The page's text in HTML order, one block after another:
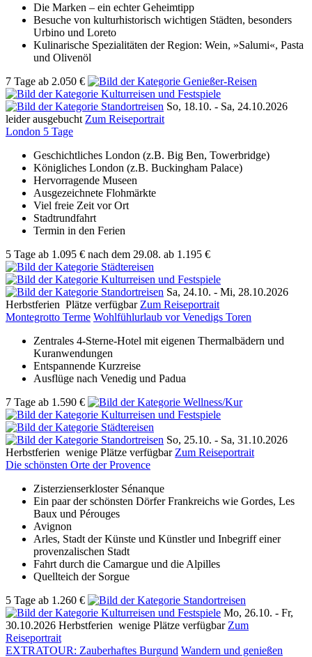
Die Marken – ein echter Geheimtipp
Besuche von kulturhistorisch wichtigen Städten, besonders
Urbino und Loreto
Kulinarische Spezialitäten der Region: Wein, »Salumi«, Pasta
und Olivenöl
7 Tage ab 2.050 €
So, 18.10. - Sa, 24.10.2026
leider ausgebucht Zum Reiseportrait
London 5 Tage
Geschichtliches London (z.B. Big Ben, Towerbridge)
Königliches London (z.B. Buckingham Palace)
Hervorragende Museen
Ausgezeichnete Flohmärkte
Viel freie Zeit vor Ort
Stadtrundfahrt
Termin in den Ferien
5 Tage ab 1.095 € nach dem 29.08. ab 1.195 €
Sa, 24.10. - Mi, 28.10.2026
Herbstferien Plätze verfügbar Zum Reiseportrait
Montegrotto Terme Wohlfühlurlaub vor Venedigs Toren
Zentrales 4-Sterne-Hotel mit eigenen Thermalbädern und
Kuranwendungen
Entspannende Kurzreise
Ausflüge nach Venedig und Padua
7 Tage ab 1.590 €
So, 25.10. - Sa, 31.10.2026
Herbstferien wenige Plätze verfügbar Zum Reiseportrait
Die schönsten Orte der Provence
Zisterzienserkloster Sénanque
Ein paar der schönsten Dörfer Frankreichs wie Gordes, Les
Baux und Pérouges
Avignon
Arles, Stadt der Künste und Künstler und Inbegriff einer
provenzalischen Stadt
Fahrt durch die Camargue und die Alpilles
Quellteich der Sorgue
5 Tage ab 1.260 €
Mo, 26.10. - Fr,
30.10.2026 Herbstferien wenige Plätze verfügbar Zum
Reiseportrait
EXTRATOUR: Zauberhaftes Burgund Wandern und genießen